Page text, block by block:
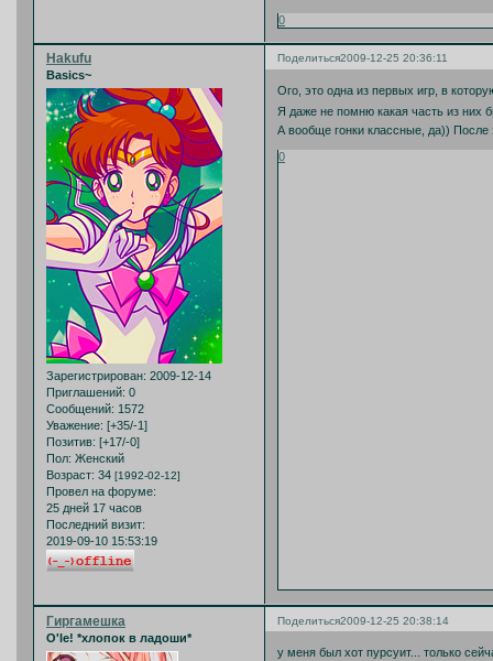
0
Поделиться2009-12-25 20:36:11
Hakufu
Basics~
Зарегистрирован: 2009-12-14
Приглашений: 0
Сообщений: 1572
Уважение: [+35/-1]
Позитив: [+17/-0]
Пол: Женский
Возраст: 34 [1992-02-12]
Провел на форуме:
25 дней 17 часов
Последний визит:
2019-09-10 15:53:19
Ого, это одна из первых игр, в
Я даже не помню какая часть из них
А вообще гонки классные, да))
0
Поделиться2009-12-25 20:38:14
Гиргамешка
O'le! *хлопок в ладоши*
у меня был хот пурсуит... только